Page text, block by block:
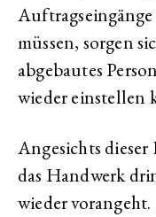
Auftragseingänge
müssen, sorgen
abgebautes
wieder einstellen
Angesichts
das Handwerk
wieder